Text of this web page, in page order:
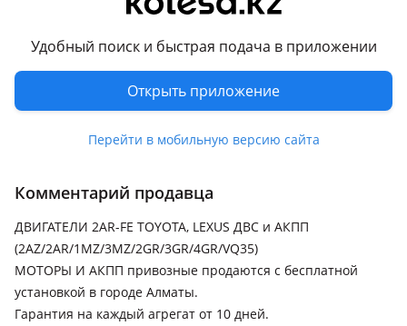
Удобный поиск и быстрая подача в приложении
Открыть приложение
Перейти в мобильную версию сайта
Подходит на авто
Toyota Alphard
Toyota Camry
Toyota RAV4
Lexus ES 250
Комментарий продавца
ДВИГАТЕЛИ 2AR-FE TOYOTA, LEXUS ДВС и АКПП
(2AZ/2AR/1MZ/3MZ/2GR/3GR/4GR/VQ35)
МОТОРЫ И АКПП привозные продаются с бесплатной
установкой в городе Алматы.
Гарантия на каждый агрегат от 10 дней.